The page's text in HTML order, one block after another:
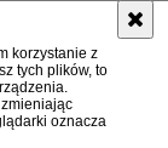
korzystanie z
tych plików, to
oznacza